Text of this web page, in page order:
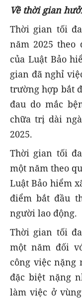
Về thời gian
Thời gian tối
năm 2025
của Luật Bảo
gian đã nghỉ
trường hợp bắt
đau do mắc
chữa trị dài
2025.
Thời gian tối
một năm theo
Luật Bảo hiểm
điểm bắt đầu
người lao động.
Thời gian tối
một năm đối
công việc nặng
đặc biệt nặng
làm việc ở